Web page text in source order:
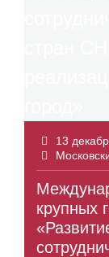
13
крупных